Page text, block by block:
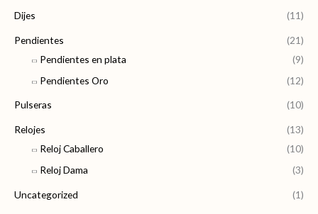
Dijes (11)
Pendientes
(21)
Pendientes en plata
(9)
Pendientes Oro
(12)
Pulseras (10)
Relojes
(13)
Reloj Caballero
(10)
Reloj Dama
(3)
Uncategorized (1)